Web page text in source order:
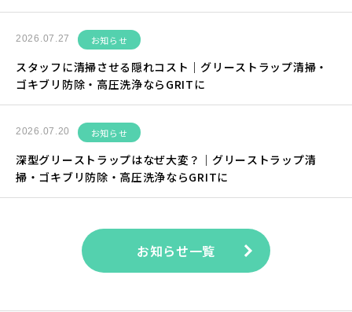
2026.07.27 お知らせ
スタッフに清掃させる隠れコスト｜グリーストラップ清掃・
ゴキブリ防除・高圧洗浄ならGRITに
2026.07.20 お知らせ
深型グリーストラップはなぜ大変？｜グリーストラップ清
掃・ゴキブリ防除・高圧洗浄ならGRITに
お知らせ一覧